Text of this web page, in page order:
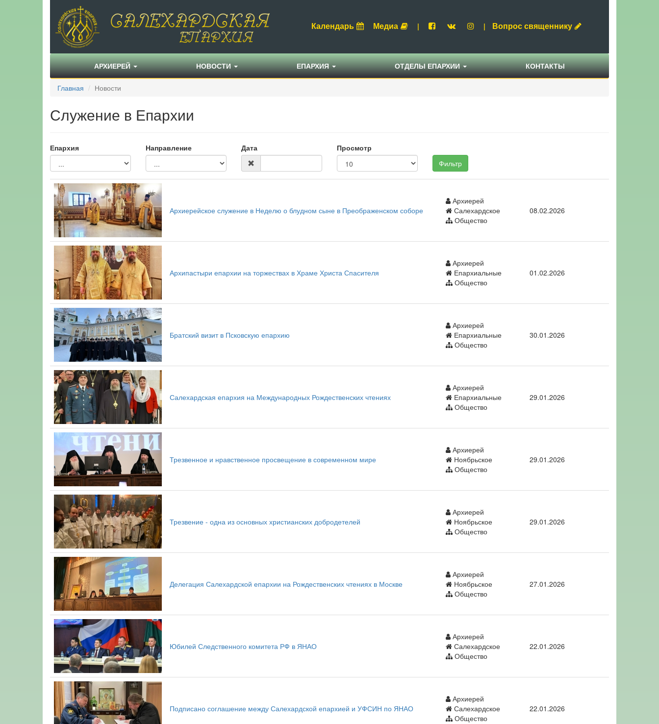
Календарь Медиа | | Вопрос священнику
АРХИЕРЕЙ НОВОСТИ ЕПАРХИЯ ОТДЕЛЫ ЕПАРХИИ КОНТАКТЫ
Главная Новости
Служение в Епархии
Епархия Направление Дата
Просмотр
Фильтр
Архиерейское служение в Неделю о блудном сыне в Преображенском соборе
Архиерей
Салехардское
Общество
08.02.2026
Архипастыри епархии на торжествах в Храме Христа Спасителя
Архиерей
Епархиальные
Общество
01.02.2026
Братский визит в Псковскую епархию
Архиерей
Епархиальные
Общество
30.01.2026
Салехардская епархия на Международных Рождественских чтениях
Архиерей
Епархиальные
Общество
29.01.2026
Трезвенное и нравственное просвещение в современном мире
Архиерей
Ноябрьское
Общество
29.01.2026
Трезвение - одна из основных христианских добродетелей
Архиерей
Ноябрьское
Общество
29.01.2026
Делегация Салехардской епархии на Рождественских чтениях в Москве
Архиерей
Ноябрьское
Общество
27.01.2026
Юбилей Следственного комитета РФ в ЯНАО
Архиерей
Салехардское
Общество
22.01.2026
Подписано соглашение между Салехардской епархией и УФСИН по ЯНАО
Архиерей
Салехардское
Общество
22.01.2026